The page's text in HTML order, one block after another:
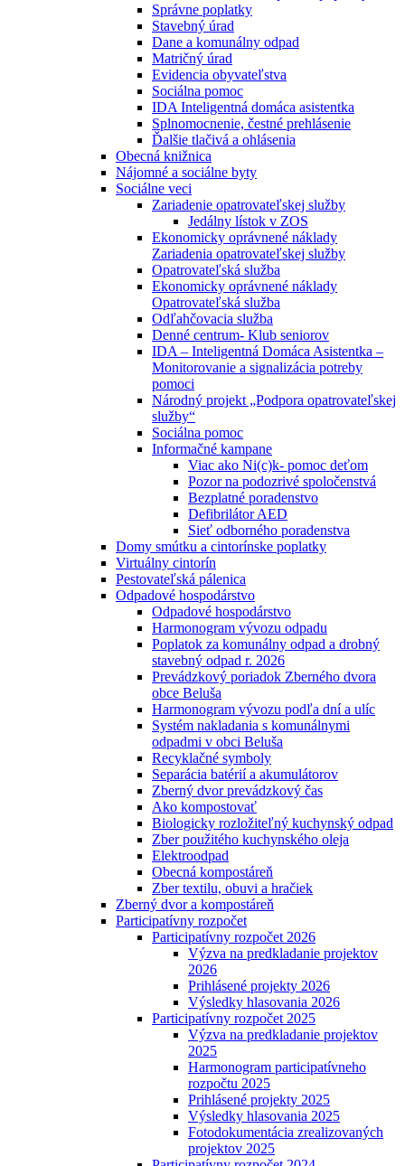
Správne poplatky
Stavebný úrad
Dane a komunálny odpad
Matričný úrad
Evidencia obyvateľstva
Sociálna pomoc
IDA Inteligentná domáca asistentka
Splnomocnenie, čestné prehlásenie
Ďalšie tlačivá a ohlásenia
Obecná knižnica
Nájomné a sociálne byty
Sociálne veci
Zariadenie opatrovateľskej služby
Jedálny lístok v ZOS
Ekonomicky oprávnené náklady
Zariadenia opatrovateľskej služby
Opatrovateľská služba
Ekonomicky oprávnené náklady
Opatrovateľská služba
Odľahčovacia služba
Denné centrum- Klub seniorov
IDA – Inteligentná Domáca Asistentka –
Monitorovanie a signalizácia potreby
pomoci
Národný projekt „Podpora opatrovateľskej
služby“
Sociálna pomoc
Informačné kampane
Viac ako Ni(c)k- pomoc deťom
Pozor na podozrivé spoločenstvá
Bezplatné poradenstvo
Defibrilátor AED
Sieť odborného poradenstva
Domy smútku a cintorínske poplatky
Virtuálny cintorín
Pestovateľská pálenica
Odpadové hospodárstvo
Odpadové hospodárstvo
Harmonogram vývozu odpadu
Poplatok za komunálny odpad a drobný
stavebný odpad r. 2026
Prevádzkový poriadok Zberného dvora
obce Beluša
Harmonogram vývozu podľa dní a ulíc
Systém nakladania s komunálnymi
odpadmi v obci Beluša
Recyklačné symboly
Separácia batérií a akumulátorov
Zberný dvor prevádzkový čas
Ako kompostovať
Biologicky rozložiteľný kuchynský odpad
Zber použitého kuchynského oleja
Elektroodpad
Obecná kompostáreň
Zber textilu, obuvi a hračiek
Zberný dvor a kompostáreň
Participatívny rozpočet
Participatívny rozpočet 2026
Výzva na predkladanie projektov
2026
Prihlásené projekty 2026
Výsledky hlasovania 2026
Participatívny rozpočet 2025
Výzva na predkladanie projektov
2025
Harmonogram participatívneho
rozpočtu 2025
Prihlásené projekty 2025
Výsledky hlasovania 2025
Fotodokumentácia zrealizovaných
projektov 2025